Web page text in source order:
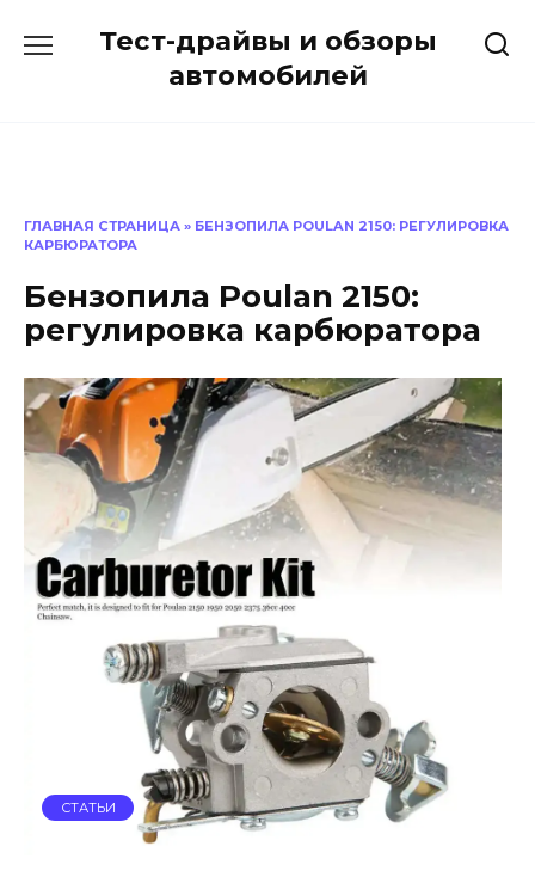
Тест-драйвы и обзоры
автомобилей
ГЛАВНАЯ СТРАНИЦА » БЕНЗОПИЛА POULAN 2150: РЕГУЛИРОВКА
КАРБЮРАТОРА
Бензопила Poulan 2150:
регулировка карбюратора
СТАТЬИ